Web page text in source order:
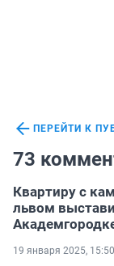
ПЕРЕЙТИ К
73
Квартиру с
львом
19 января 2025, 15:50